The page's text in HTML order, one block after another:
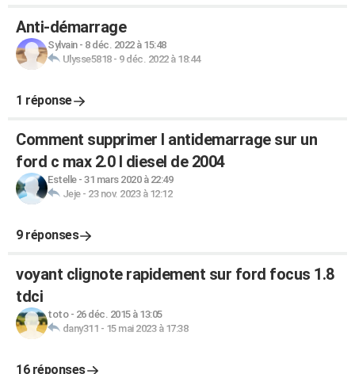
Anti-démarrage
Sylvain- 8 déc. 2022 à 15:48
Ulysse5818- 9 déc. 2022 à 18:44
1 réponse
Comment supprimer l antidemarrage sur un
ford c max 2.0 l diesel de 2004
Estelle- 31 mars 2020 à 22:49
Jeje- 23 nov. 2023 à 12:12
9 réponses
voyant clignote rapidement sur ford focus 1.8
tdci
toto- 26 déc. 2015 à 13:05
dany311 - 15 mai 2023 à 17:38
16 réponses